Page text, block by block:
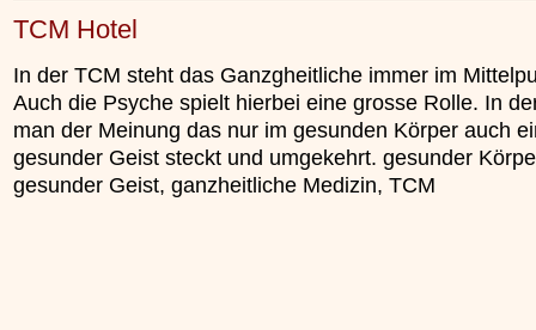
TCM Hotel
In der TCM steht das Ganzgheitliche immer im
Auch die Psyche spielt hierbei eine grosse Rolle. In
man der Meinung das nur im gesunden Körper auch
gesunder Geist steckt und umgekehrt. gesunder
gesunder Geist, ganzheitliche Medizin, TCM
Erfahrungen mit
Kieselsäuregel
»»»